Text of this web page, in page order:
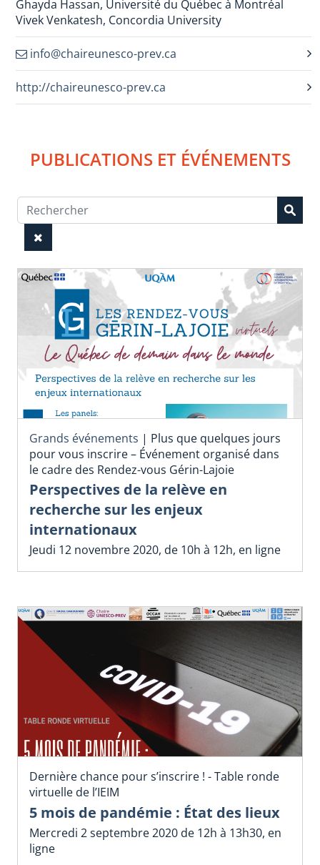
Ghayda Hassan, Université du Québec à Montréal
Vivek Venkatesh, Concordia University
info@chaireunesco-prev.ca
http://chaireunesco-prev.ca
PUBLICATIONS ET ÉVÉNEMENTS
Grands événements | Plus que quelques jours
pour vous inscrire – Événement organisé dans
le cadre des Rendez-vous Gérin-Lajoie
Perspectives de la relève en
recherche sur les enjeux
internationaux
Jeudi 12 novembre 2020, de 10h à 12h, en ligne
Dernière chance pour s’inscrire ! - Table ronde
virtuelle de l’IEIM
5 mois de pandémie : État des lieux
Mercredi 2 septembre 2020 de 12h à 13h30, en
ligne